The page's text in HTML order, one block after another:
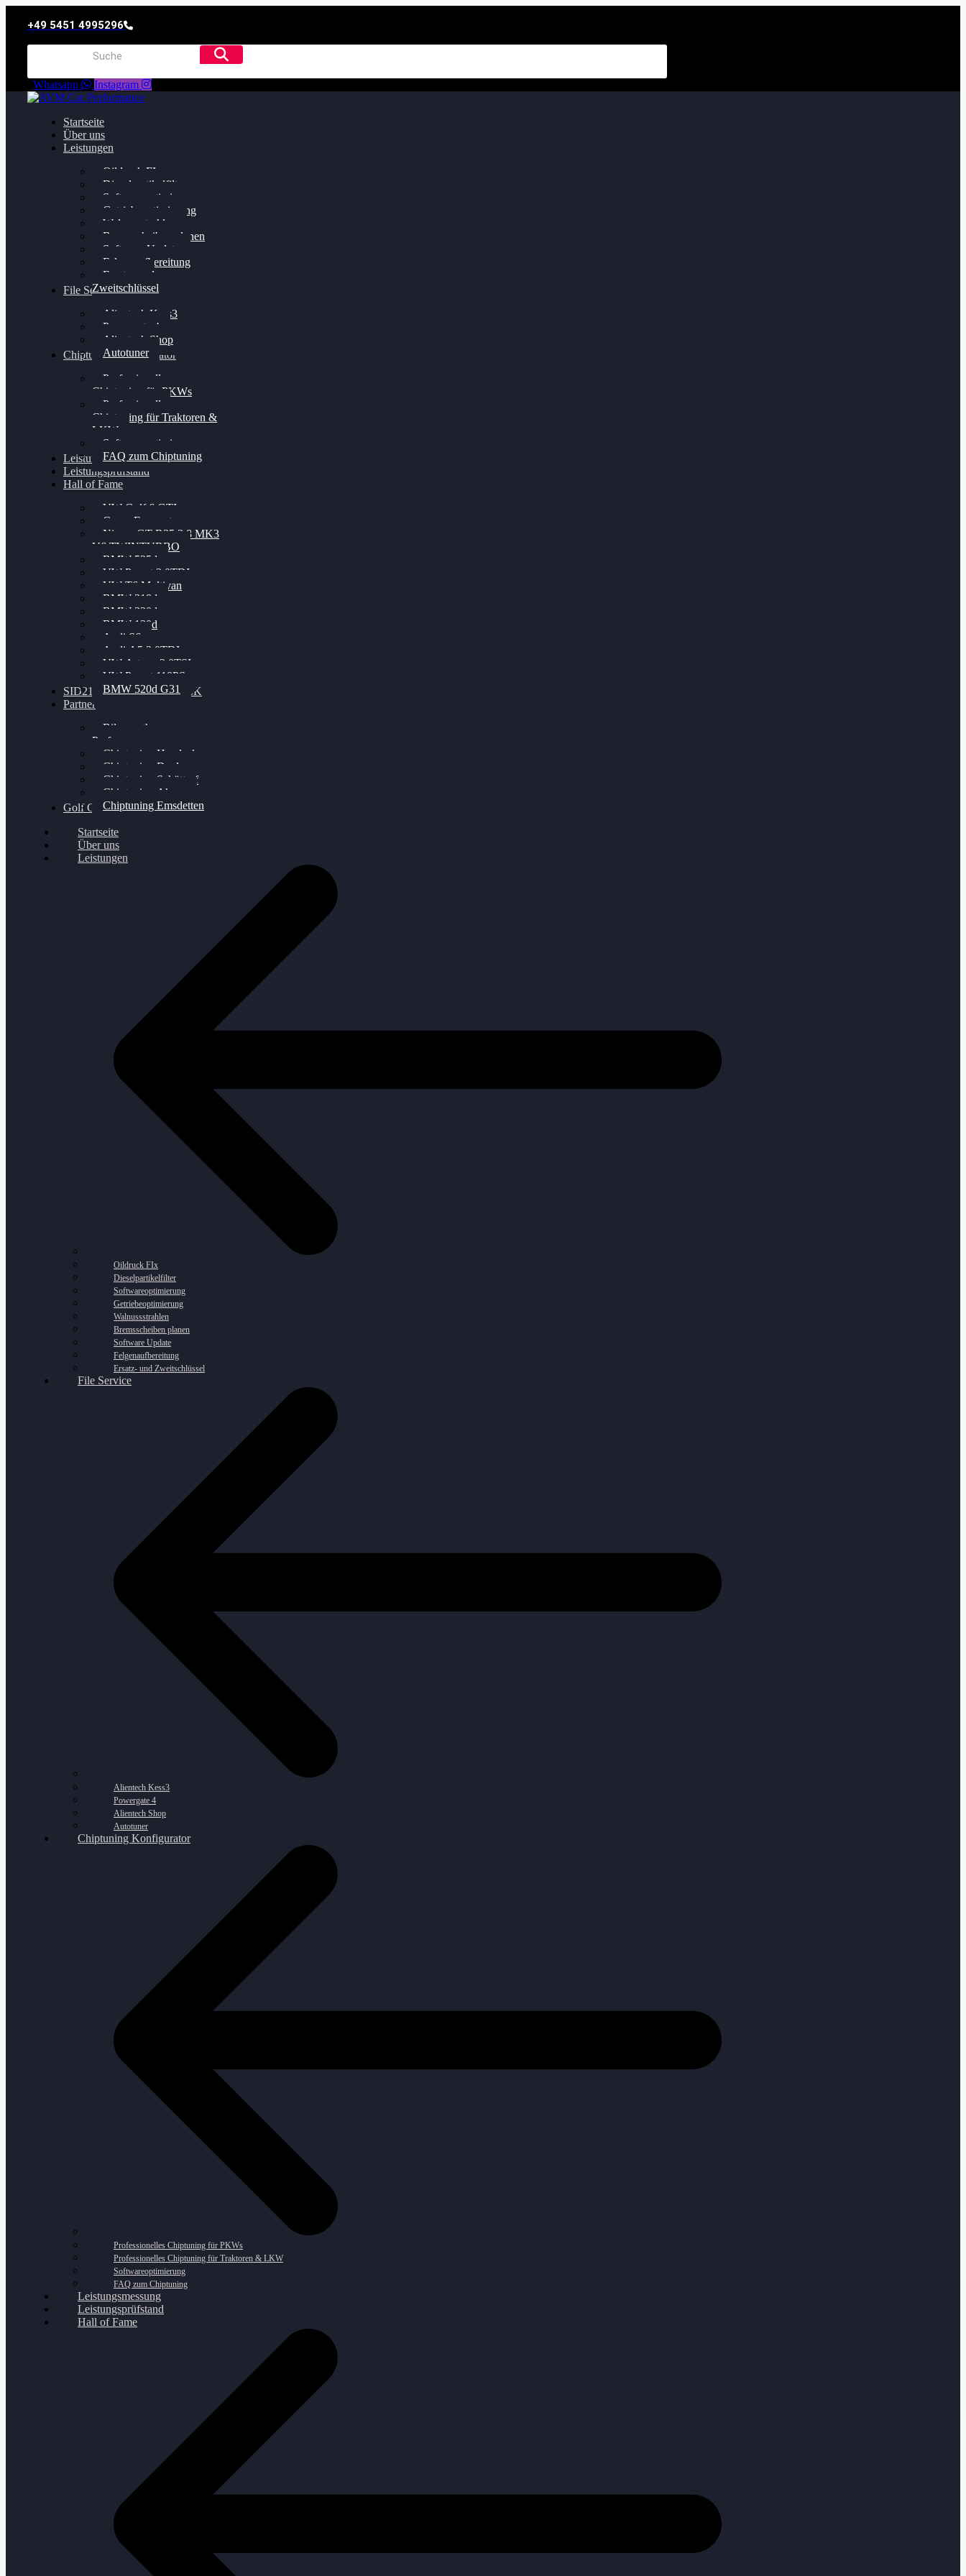
+49 5451 4995296
Whatsapp Instagram
Startseite
Über uns
Leistungen
Oildruck FIx
Dieselpartikelfilter
Softwareoptimierung
Getriebeoptimierung
Walnussstrahlen
Bremsscheiben planen
Software Update
Felgenaufbereitung
Ersatz- und
Zweitschlüssel
File Service
Alientech Kess3
Powergate 4
Alientech Shop
Autotuner
Chiptuning Konfigurator
Professionelles
Chiptuning für PKWs
Professionelles
Chiptuning für Traktoren &
LKW
Softwareoptimierung
FAQ zum Chiptuning
Leistungsmessung
Leistungsprüfstand
Hall of Fame
VW Golf 6 GTI
Cupra Formentor
Nissan GT-R35 3.8 MK3
V6 TWINTURBO
BMW 525d
VW Passat 2.0TDI
VW T6 Multivan
BMW 318d
BMW 320d
BMW 120d
Audi S6
Audi A5 3.0TDI
VW Arteon 2.0TSI
VW Passat 110PS
BMW 520d G31
SID212 / 212EVO UNLOCK
Partner
Bilgenroth
Performance
Chiptuning Herzlacke
Chiptuning Duelmen
Chiptuning Schüttorf
Chiptuning Ahaus
Chiptuning Emsdetten
Golf Gewinnspiel
Startseite
Über uns
Leistungen
Oildruck FIx
Dieselpartikelfilter
Softwareoptimierung
Getriebeoptimierung
Walnussstrahlen
Bremsscheiben planen
Software Update
Felgenaufbereitung
Ersatz- und Zweitschlüssel
File Service
Alientech Kess3
Powergate 4
Alientech Shop
Autotuner
Chiptuning Konfigurator
Professionelles Chiptuning für PKWs
Professionelles Chiptuning für Traktoren & LKW
Softwareoptimierung
FAQ zum Chiptuning
Leistungsmessung
Leistungsprüfstand
Hall of Fame